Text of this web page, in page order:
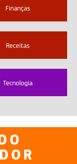
Finanças
Receitas
Tecnologia